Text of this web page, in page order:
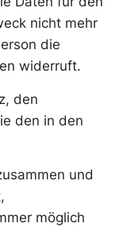
nicht mehr
die
widerruft.
den
den in den
und
möglich